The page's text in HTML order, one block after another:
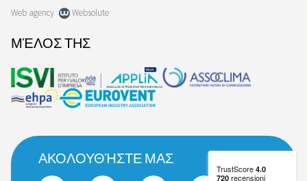
Web agency
Websolute
ΜΈΛΟΣ ΤΗΣ
ΑΚΟΛΟΥΘΉΣΤΕ ΜΑΣ